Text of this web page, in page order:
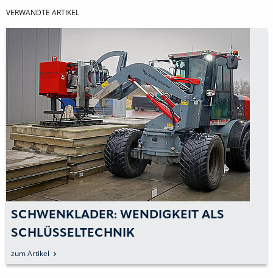
VERWANDTE ARTIKEL
SCHWENKLADER: WENDIGKEIT ALS
SCHLÜSSELTECHNIK
zum Artikel